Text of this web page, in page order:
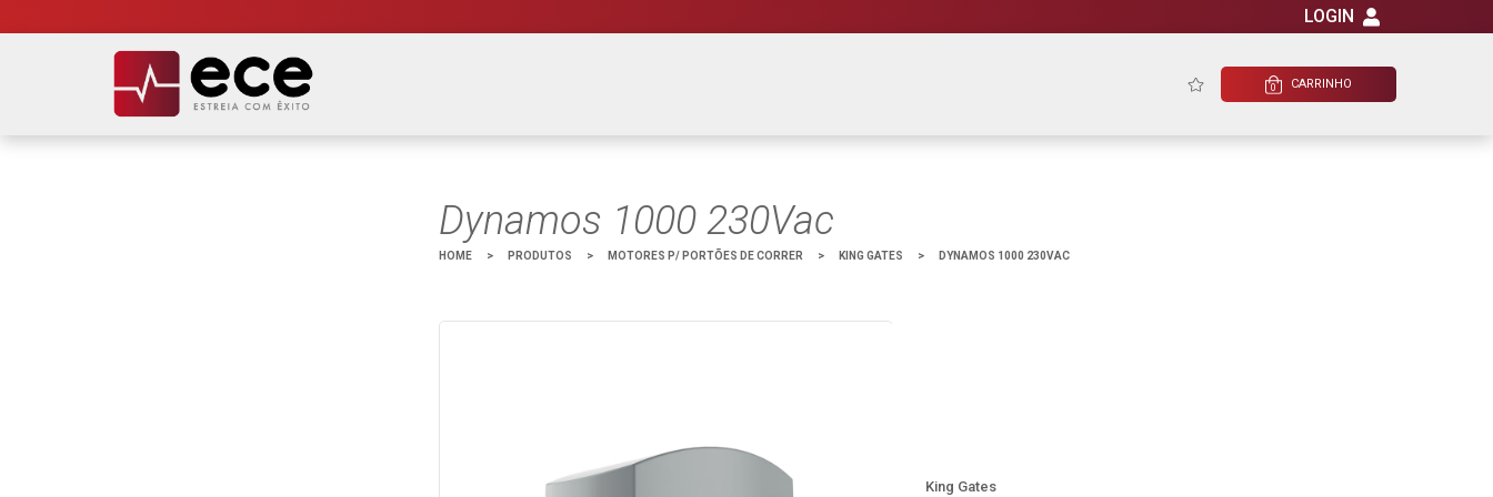
CARRINHO
0
LOGIN
Dynamos 1000 230Vac
HOME > PRODUTOS > MOTORES P/ PORTÕES DE CORRER > KING GATES > DYNAMOS 1000 230VAC
King Gates